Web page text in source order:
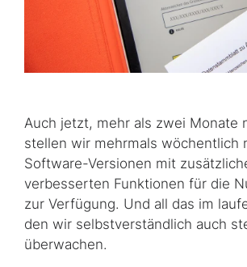
Auch jetzt, mehr als zwei Monate
stellen wir mehrmals wöchentlich
Software-Versionen mit
verbesserten Funktionen für die
zur Verfügung. Und all das im
den wir selbstverständlich auch
überwachen.